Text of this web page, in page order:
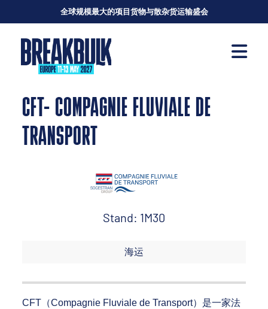
全球规模最大的项目货物与散杂货运输盛会
CFT- COMPAGNIE FLUVIALE DE
TRANSPORT
Stand: 1M30
海运
CFT（Compagnie Fluviale de Transport）是一家法